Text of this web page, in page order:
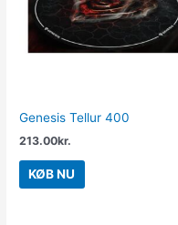
Genesis Tellur 400
213.00kr.
KØB NU